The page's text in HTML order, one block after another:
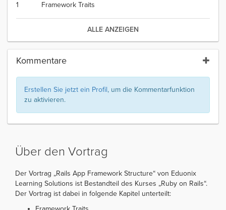
1 Framework Traits
ALLE ANZEIGEN
Kommentare
Erstellen Sie jetzt ein Profil, um die Kommentarfunktion
zu aktivieren.
Über den Vortrag
Der Vortrag „Rails App Framework Structure“ von Eduonix
Learning Solutions ist Bestandteil des Kurses „Ruby on Rails“.
Der Vortrag ist dabei in folgende Kapitel unterteilt: